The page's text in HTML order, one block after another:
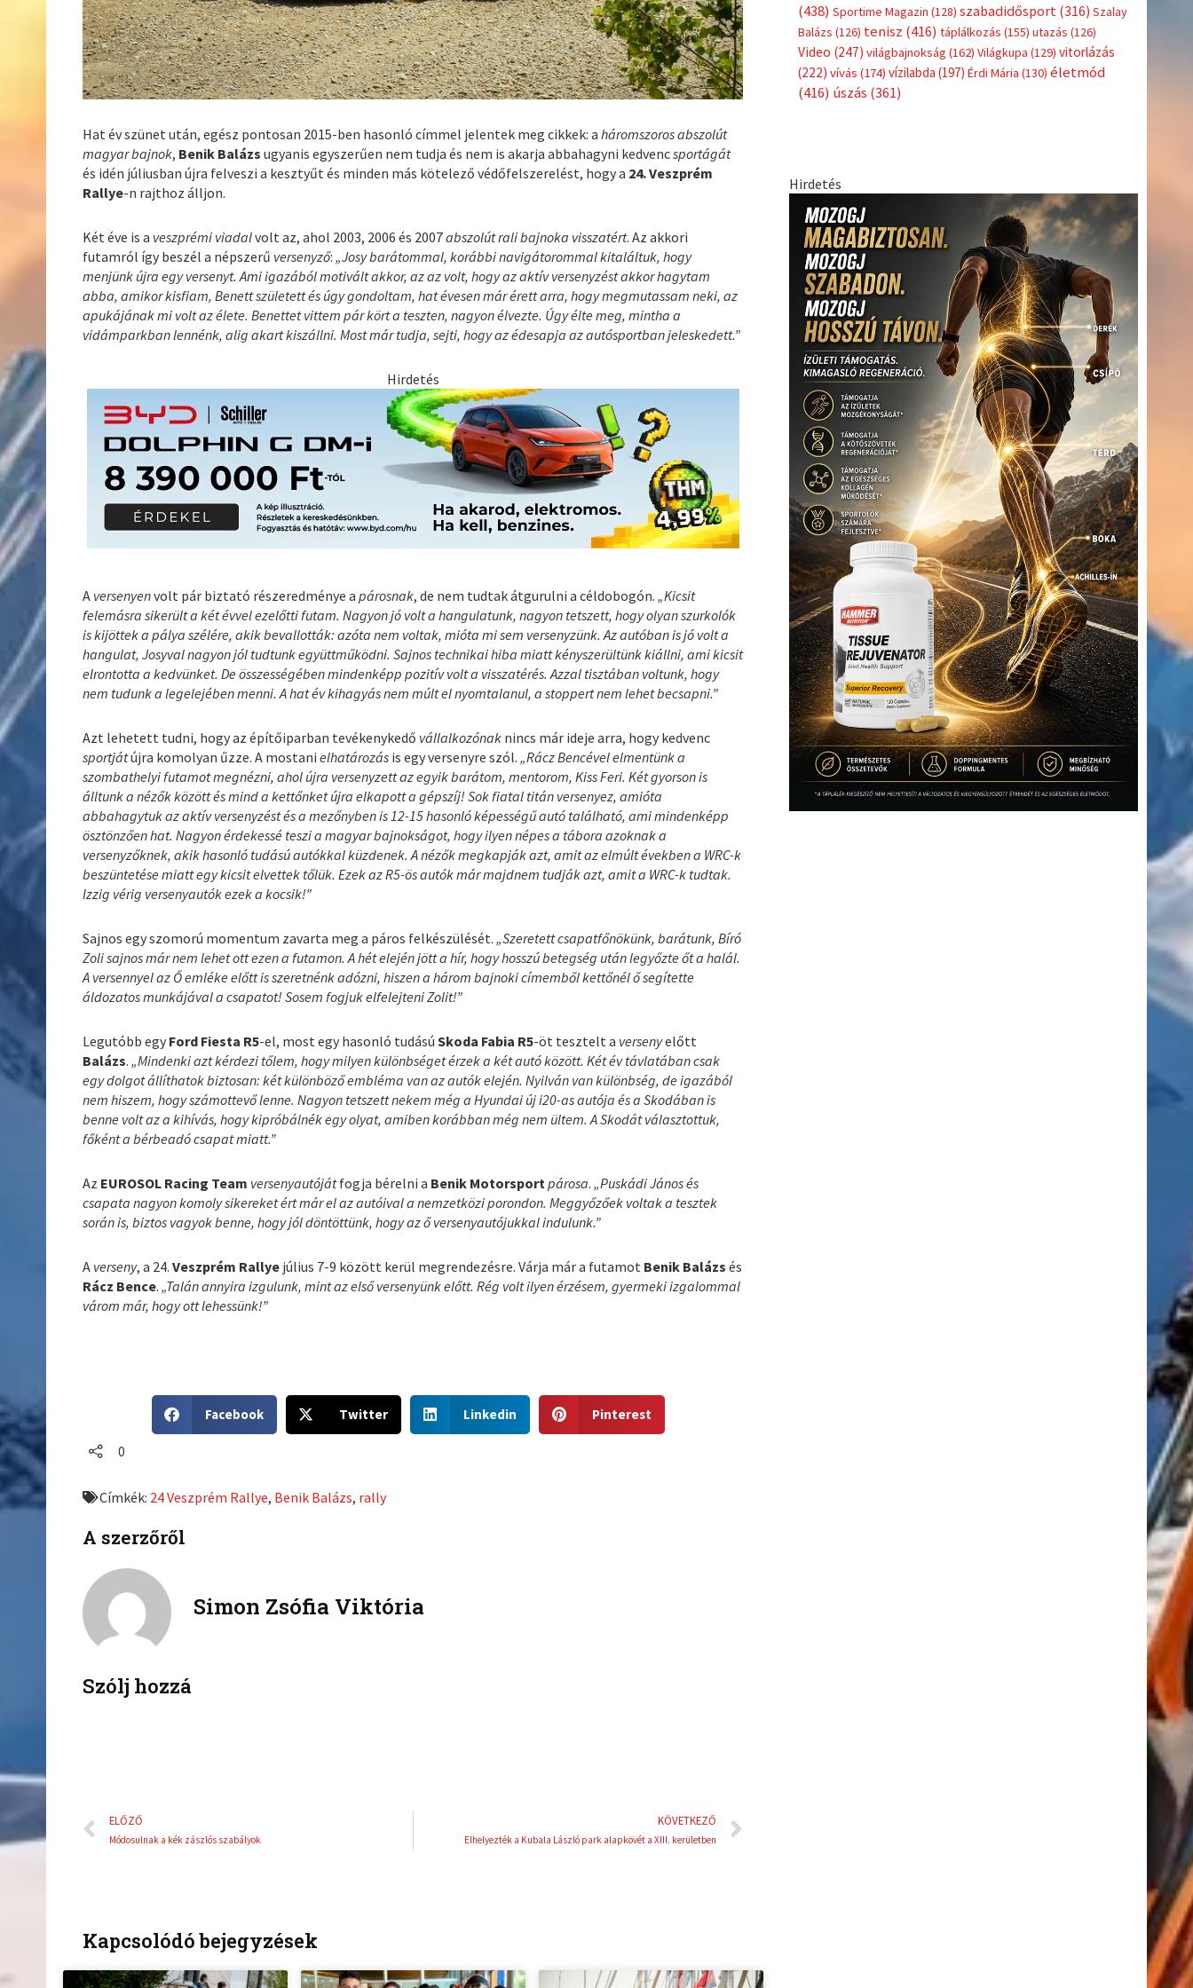
Hat év szünet után, egész pontosan 2015-ben hasonló címmel jelentek meg cikkek: aháromszoros abszolút
magyar bajnok, Benik Balázs ugyanis egyszerűen nem tudja és nem is akarja abbahagyni kedvencsportágát
és idén júliusban újra felveszi a kesztyűt és minden más kötelező védőfelszerelést, hogy a 24. Veszprém
Rallye-n rajthoz álljon.
Két éve is a veszprémi viadalvolt az, ahol 2003, 2006 és 2007abszolút rali bajnoka visszatért. Az akkori
futamról így beszél a népszerű versenyző:„Josy barátommal, korábbi navigátorommal kitaláltuk, hogy
menjünk újra egy versenyt. Ami igazából motivált akkor, az az volt, hogy az aktív versenyzést akkor hagytam
abba, amikor kisfiam, Benett született és úgy gondoltam, hat évesen már érett arra, hogy megmutassam neki, az
apukájának mi volt az élete. Benettet vittem pár kört a teszten, nagyon élvezte. Úgy élte meg, mintha a
vidámparkban lennénk, alig akart kiszállni. Most már tudja, sejti, hogy az édesapja az autósportban jeleskedett.”
Hirdetés
A versenyenvolt pár biztató részeredménye apárosnak, de nem tudtak átgurulni a céldobogón. „Kicsit
felemásra sikerült a két évvel ezelőtti futam. Nagyon jó volt a hangulatunk, nagyon tetszett, hogy olyan szurkolók
is kijöttek a pálya szélére, akik bevallották: azóta nem voltak, mióta mi sem versenyzünk. Az autóban is jó volt a
hangulat, Josyval nagyon jól tudtunk együttműködni. Sajnos technikai hiba miatt kényszerültünk kiállni, ami kicsit
elrontotta a kedvünket. De összességében mindenképp pozitív volt a visszatérés. Azzal tisztában voltunk, hogy
nem tudunk a legelejében menni. A hat év kihagyás nem múlt el nyomtalanul, a stoppert nem lehet becsapni.”
Azt lehetett tudni, hogy az építőiparban tevékenykedő vállalkozónak nincs már ideje arra, hogy kedvenc
sportjátújra komolyan űzze. A mostanielhatározás is egy versenyre szól.„Rácz Bencével elmentünk a
szombathelyi futamot megnézni, ahol újra versenyzett az egyik barátom, mentorom, Kiss Feri. Két gyorson is
álltunk a nézők között és mind a kettőnket újra elkapott a gépszíj! Sok fiatal titán versenyez, amióta
abbahagytuk az aktív versenyzést és a mezőnyben is 12-15 hasonló képességű autó található, ami mindenképp
ösztönzően hat. Nagyon érdekessé teszi a magyar bajnokságot, hogy ilyen népes a tábora azoknak a
versenyzőknek, akik hasonló tudású autókkal küzdenek. A nézők megkapják azt, amit az elmúlt években a WRC-k
beszüntetése miatt egy kicsit elvettek tőlük. Ezek az R5-ös autók már majdnem tudják azt, amit a WRC-k tudtak.
Izzig vérig versenyautók ezek a kocsik!”
Sajnos egy szomorú momentum zavarta meg a páros felkészülését.„Szeretett csapatfőnökünk, barátunk, Bíró
Zoli sajnos már nem lehet ott ezen a futamon. A hét elején jött a hír, hogy hosszú betegség után legyőzte őt a halál.
A versennyel az Ő emléke előtt is szeretnénk adózni, hiszen a három bajnoki címemből kettőnél ő segítette
áldozatos munkájával a csapatot! Sosem fogjuk elfelejteni Zolit!”
Legutóbb egy Ford Fiesta R5-el, most egy hasonló tudásúSkoda Fabia R5-öt tesztelt a versenyelőtt
Balázs. „Mindenki azt kérdezi tőlem, hogy milyen különbséget érzek a két autó között. Két év távlatában csak
egy dolgot állíthatok biztosan: két különböző embléma van az autók elején. Nyilván van különbség, de igazából
nem hiszem, hogy számottevő lenne. Nagyon tetszett nekem még a Hyundai új i20-as autója és a Skodában is
benne volt az a kihívás, hogy kipróbálnék egy olyat, amiben korábban még nem ültem. A Skodát választottuk,
főként a bérbeadó csapat miatt.”
Az EUROSOL Racing Team versenyautójátfogja bérelni a Benik Motorsport párosa.„Puskádi János és
csapata nagyon komoly sikereket ért már el az autóival a nemzetközi porondon. Meggyőzőek voltak a tesztek
során is, biztos vagyok benne, hogy jól döntöttünk, hogy az ő versenyautójukkal indulunk.”
A verseny, a 24.Veszprém Rallye július 7-9 között kerül megrendezésre. Várja már a futamot Benik Balázs és
Rácz Bence.„Talán annyira izgulunk, mint az első versenyünk előtt. Rég volt ilyen érzésem, gyermeki izgalommal
várom már, hogy ott lehessünk!”
h
o
f
b
Facebook
h
o
t
t
Twitter
h
Linkedin
h
Pinterest
0
Címkék: 24 Veszprém Rallye, Benik Balázs, rally
A szerzőről
Simon Zsófia Viktória
Szólj hozzá
Előző
ELŐZŐ
Módosulnak a kék zászlós szabályok
KÖVETKEZŐ
Elhelyezték a Kubala László park alapkövét a XIII. kerületben
Kapcsolódó bejegyzések
Címkék
egészség
forma 1(1165)Futball(760)futás(305)Hosszú
Katinka(186) Jégkorong(148)kajakkenu
(138)karate(168)kickbox(204) kosárlabda(166) kézilabda
(448) Lewis Hamilton magyar labdarúgóválogatott
Mercedes(244)motorsport (153)Opel Dakar Team(132)Rali
Világbajnokság(122) Rendezvény(142)rio 2016 (373)sport
(438)Sportime Magazin(128) szabadidősport(316)Szalay
Balázs(126)tenisz(416)táplálkozás(155)utazás (126)
Video(247)világbajnokság(162)Világkupa(129) vitorlázás
(222)vívás(174)vízilabda (197)Érdi Mária(130) életmód
(416)úszás(361)
Hirdetés